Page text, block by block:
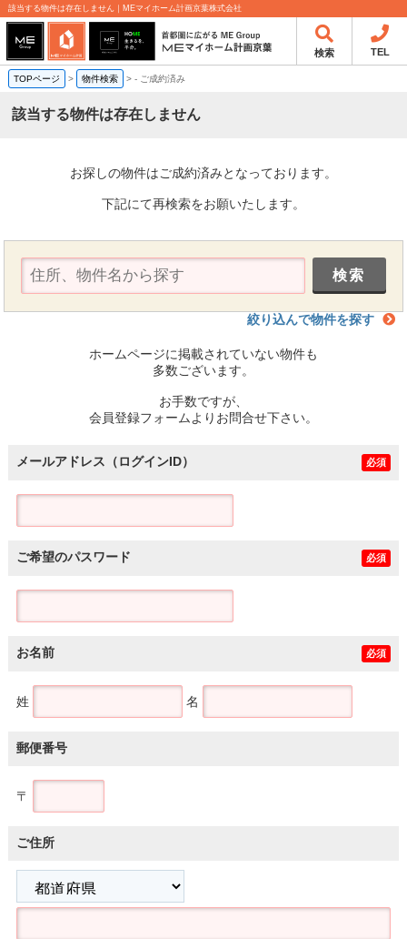
該当する物件は存在しません｜MEマイホーム計画京葉株式会社
検索 TEL
TOPページ > 物件検索 >- ご成約済み
該当する物件は存在しません
お探しの物件はご成約済みとなっております。
下記にて再検索をお願いたします。
絞り込んで物件を探す
ホームページに掲載されていない物件も
多数ございます。
お手数ですが、
会員登録フォームよりお問合せ下さい。
メールアドレス（ログインID） 必須
ご希望のパスワード 必須
お名前 必須
姓 名
郵便番号
〒
ご住所